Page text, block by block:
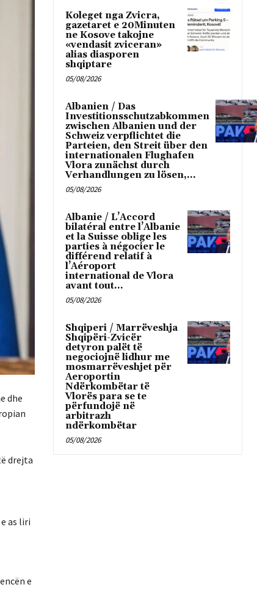
dhe
drejta
as liri
e
Koleget nga Zvicra,
gazetaret e 20Minuten
ne Kosove takojne
«vendasit zviceran»
alias diasporen
shqiptare
05/08/2026
Albanien / Das
Investitionsschutzabkommen
zwischen Albanien und der
Schweiz verpflichtet die
Parteien, den Streit über den
internationalen Flughafen
Vlora zunächst durch
Verhandlungen zu lösen,...
05/08/2026
Albanie / L’Accord
bilatéral entre l’Albanie
et la Suisse oblige les
parties à négocier le
différend relatif à
l’Aéroport
international de Vlora
avant tout...
05/08/2026
Shqiperi / Marrëveshja
Shqipëri-Zvicër
detyron palët të
negociojnë lidhur me
mosmarrëveshjet për
Aeroportin
Ndërkombëtar të
Vlorës para se te
përfundojë në
arbitrazh
ndërkombëtar
05/08/2026